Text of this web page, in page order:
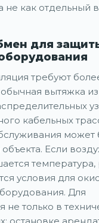
как отдельный
для
требуют
вытяжка из
кабельных
может
Если
температура,
условия для
Для
не только в